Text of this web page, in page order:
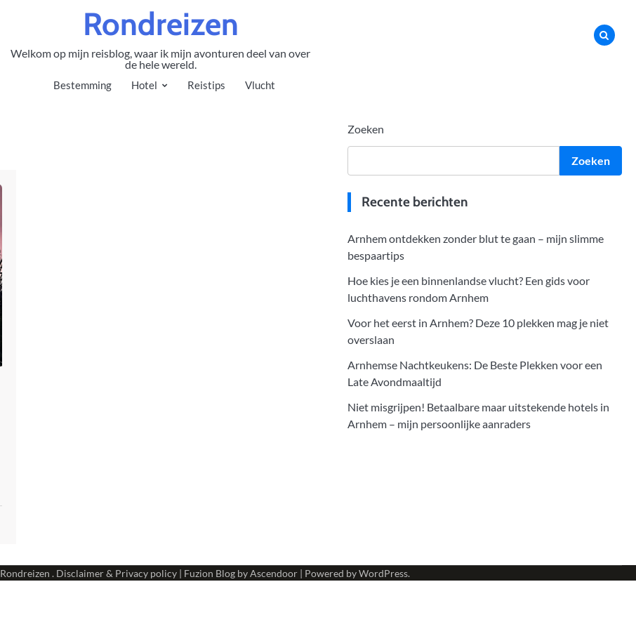
Rondreizen
Welkom op mijn reisblog, waar ik mijn avonturen deel van over
de hele wereld.
Bestemming Hotel Reistips Vlucht
Zoeken
Zoeken
Recente berichten
Arnhem ontdekken zonder blut te gaan – mijn slimme
bespaartips
Hoe kies je een binnenlandse vlucht? Een gids voor
luchthavens rondom Arnhem
Voor het eerst in Arnhem? Deze 10 plekken mag je niet
overslaan
Arnhemse Nachtkeukens: De Beste Plekken voor een
Late Avondmaaltijd
Niet misgrijpen! Betaalbare maar uitstekende hotels in
Arnhem – mijn persoonlijke aanraders
Rondreizen . Disclaimer & Privacy policy| Fuzion Blog byAscendoor| Powered byWordPress.